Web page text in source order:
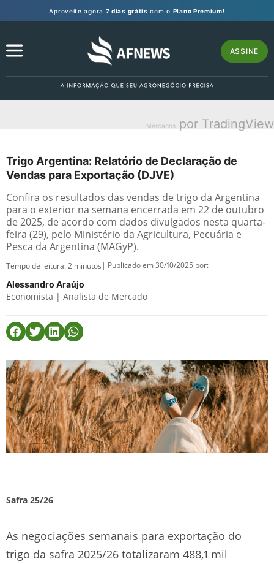
Aproveite agora 7 dias grátis com o Plano Premium!
ASSINE
Mercados por TradingView
Trigo Argentina: Relatório de Declaração de
Vendas para Exportação (DJVE)
Confira os resultados das vendas de trigo da Argentina
para o exterior na semana encerrada em 22 de outubro
de 2025, de acordo com dados divulgados nesta quarta-
feira (29), pelo Ministério da Agricultura, Pecuária e
Pesca da Argentina (MAGyP).
Tempo de leitura:2 minutos | Publicado em 30/10/2025 por:
Alessandro Araújo
Economista | Analista de Mercado
Safra 25/26
As negociações semanais para exportação do
trigo da safra 2025/26 totalizaram 488,1 mil